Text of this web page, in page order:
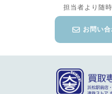
担当者より随
お問い